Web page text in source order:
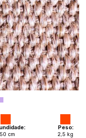
cm
Peso:
2,5 kg